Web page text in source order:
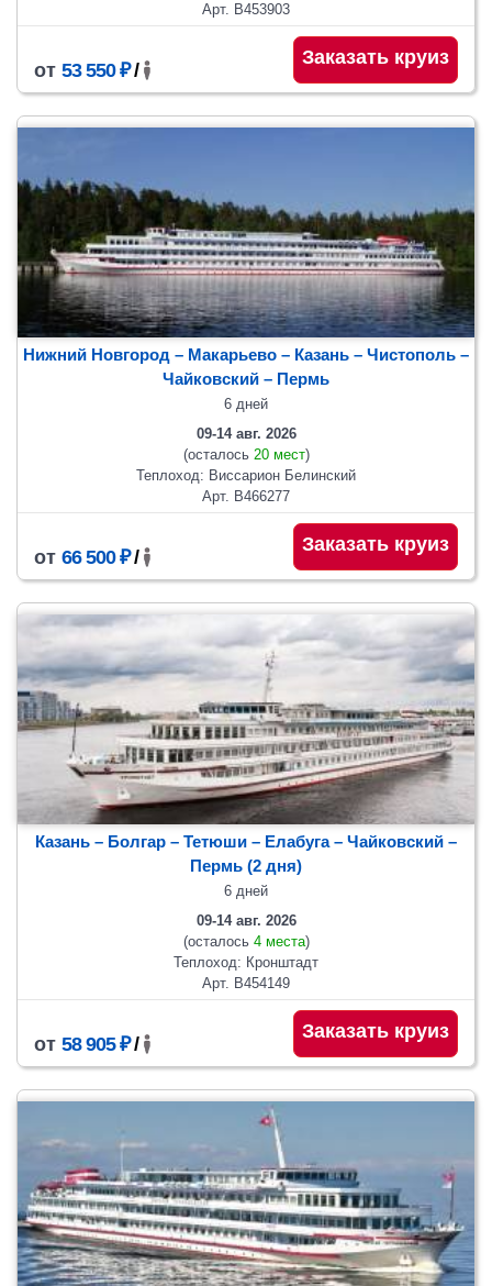
Арт. В453903
от 53 550 ₽/
Заказать круиз
Нижний Новгород – Макарьево – Казань – Чистополь –
Чайковский – Пермь
6 дней
09-14 авг. 2026
(осталось 20 мест)
Теплоход: Виссарион Белинский
Арт. В466277
от 66 500 ₽/
Заказать круиз
Казань – Болгар – Тетюши – Елабуга – Чайковский –
Пермь (2 дня)
6 дней
09-14 авг. 2026
(осталось 4 места)
Теплоход: Кронштадт
Арт. В454149
от 58 905 ₽/
Заказать круиз